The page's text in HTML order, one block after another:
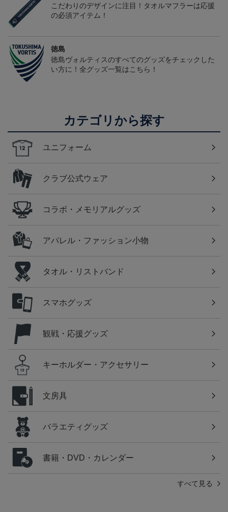
こだわりのデザインに注目！タオルマフラーは応援
の必須アイテム！
徳島
徳島ヴォルティスのすべてのグッズをチェックした
い方に！全グッズ一覧はこちら！
カテゴリから探す
ユニフォーム
クラブ公式ウェア
コラボ・メモリアルグッズ
アパレル・ファッション小物
タオル・リストバンド
スマホグッズ
観戦・応援グッズ
キーホルダー・アクセサリー
文房具
バラエティグッズ
書籍・DVD・カレンダー
すべて見る